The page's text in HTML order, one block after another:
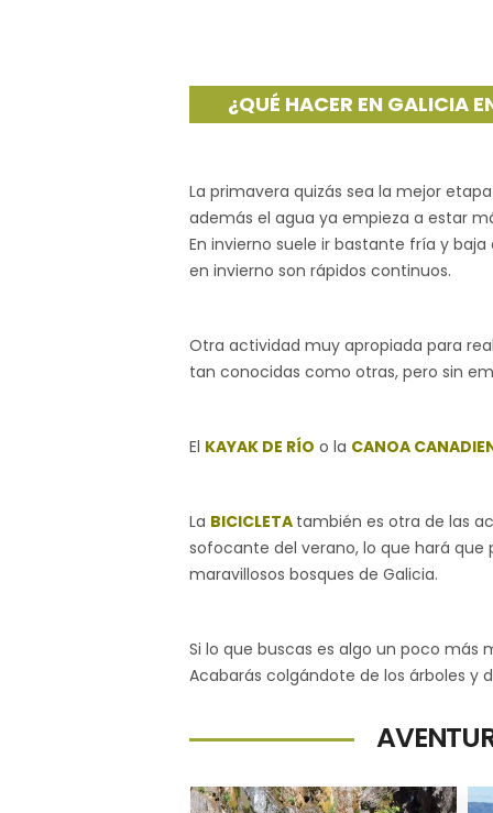
¿QUÉ HACER EN GALICIA
La primavera quizás sea la mejor
además el agua ya empieza a estar
En invierno suele ir bastante fría y
en invierno son rápidos continuos.
Otra actividad muy apropiada para
tan conocidas como otras, pero sin
El KAYAK DE RÍO o la CANOA
La BICICLETA también es otra de las
sofocante del verano, lo que hará que
maravillosos bosques de Galicia.
Si lo que buscas es algo un poco más
Acabarás colgándote de los árboles y